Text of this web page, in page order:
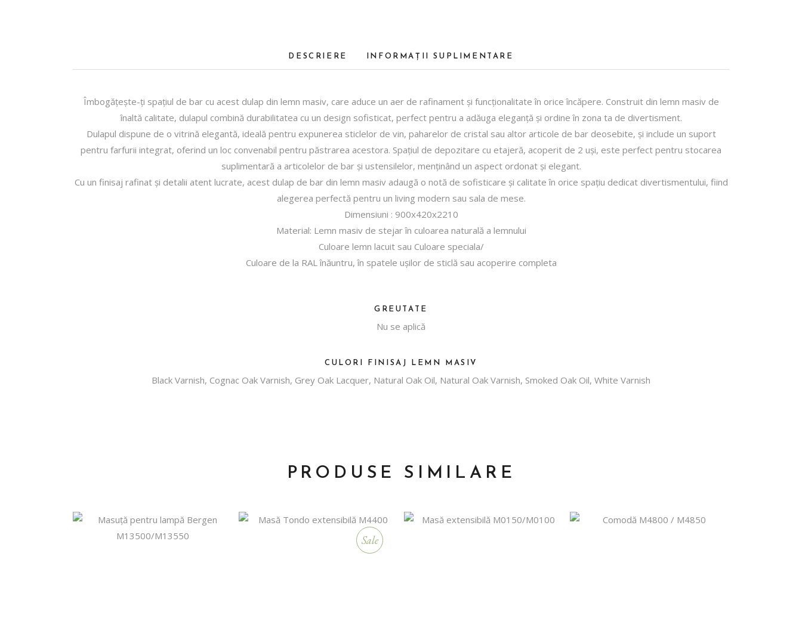
DESCRIERE INFORMAȚII SUPLIMENTARE
Îmbogățește-ți spațiul de bar cu acest dulap din lemn masiv, care aduce un aer de rafinament și funcționalitate în orice încăpere. Construit din lemn masiv de
înaltă calitate, dulapul combină durabilitatea cu un design sofisticat, perfect pentru a adăuga eleganță și ordine în zona ta de divertisment.
Dulapul dispune de o vitrină elegantă, ideală pentru expunerea sticlelor de vin, paharelor de cristal sau altor articole de bar deosebite, și include un suport
pentru farfurii integrat, oferind un loc convenabil pentru păstrarea acestora. Spațiul de depozitare cu etajeră, acoperit de 2 uși, este perfect pentru stocarea
suplimentară a articolelor de bar și ustensilelor, menținând un aspect ordonat și elegant.
Cu un finisaj rafinat și detalii atent lucrate, acest dulap de bar din lemn masiv adaugă o notă de sofisticare și calitate în orice spațiu dedicat divertismentului, fiind
alegerea perfectă pentru un living modern sau sala de mese.
Dimensiuni : 900х420х2210
Material: Lemn masiv de stejar în culoarea naturală a lemnului
Culoare lemn lacuit sau Culoare speciala/
Culoare de la RAL înăuntru, în spatele ușilor de sticlă sau acoperire completa
GREUTATE
Nu se aplică
CULORI FINISAJ LEMN MASIV
Black Varnish, Cognac Oak Varnish, Grey Oak Lacquer, Natural Oak Oil, Natural Oak Varnish, Smoked Oak Oil, White Varnish
PRODUSE SIMILARE
Sale